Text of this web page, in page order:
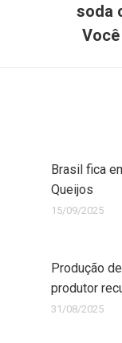
soda
Brasil fica
Queijos
15/09/2025
Produção
produtor
31/08/2025